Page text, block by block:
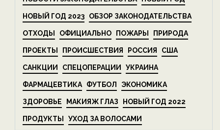
НОВЫЙ ГОД 2023 ОБЗОР ЗАКОНОДАТЕЛЬСТВА
ОТХОДЫ ОФИЦИАЛЬНО ПОЖАРЫ ПРИРОДА
ПРОЕКТЫ ПРОИСШЕСТВИЯ РОССИЯ США
САНКЦИИ СПЕЦОПЕРАЦИИ УКРАИНА
ФАРМАЦЕВТИКА ФУТБОЛ ЭКОНОМИКА
ЗДОРОВЬЕ МАКИЯЖ ГЛАЗ НОВЫЙ ГОД 2022
ПРОДУКТЫ УХОД ЗА ВОЛОСАМИ